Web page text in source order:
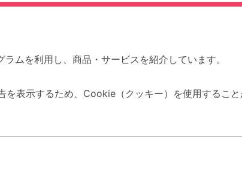
ムを利用し、商品・サービスを紹介しています。
表示するため、Cookie（クッキー）を使用すること